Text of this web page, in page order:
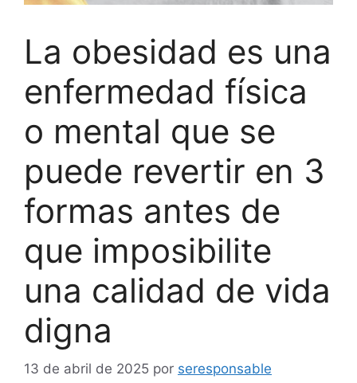
La obesidad es una
enfermedad física
o mental que se
puede revertir en 3
formas antes de
que imposibilite
una calidad de vida
digna
13 de abril de 2025 por seresponsable